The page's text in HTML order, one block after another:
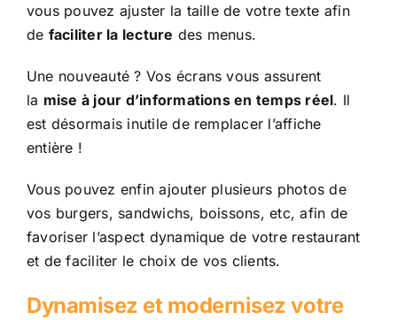
vous pouvez ajuster la taille de votre texte afin
de faciliter la lecture des menus.
Une nouveauté ? Vos écrans vous assurent
la mise à jour d’informations en temps réel. Il
est désormais inutile de remplacer l’affiche
entière !
Vous pouvez enfin ajouter plusieurs photos de
vos burgers, sandwichs, boissons, etc, afin de
favoriser l’aspect dynamique de votre restaurant
et de faciliter le choix de vos clients.
Dynamisez et modernisez votre